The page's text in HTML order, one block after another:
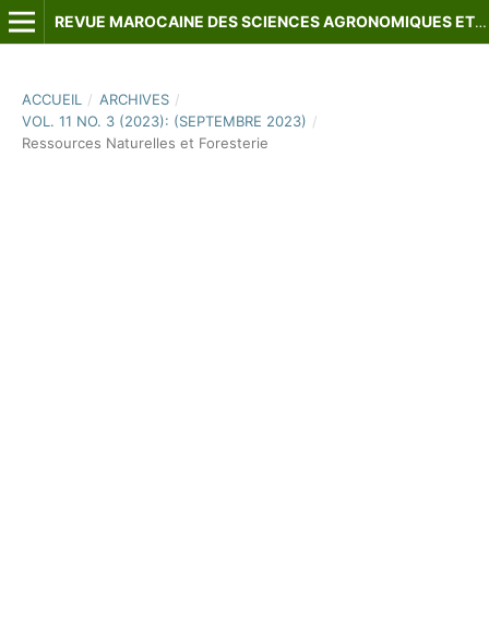
REVUE MAROCAINE DES SCIENCES AGRONOMIQUES ET VÉTÉRINAIRES
ACCUEIL / ARCHIVES /
VOL. 11 NO. 3 (2023): (SEPTEMBRE 2023) /
Ressources Naturelles et Foresterie